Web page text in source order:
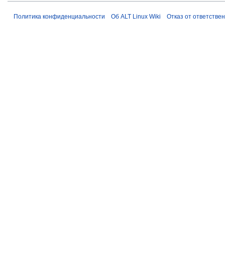
Политика конфиденциальности Об ALT Linux Wiki Отказ от